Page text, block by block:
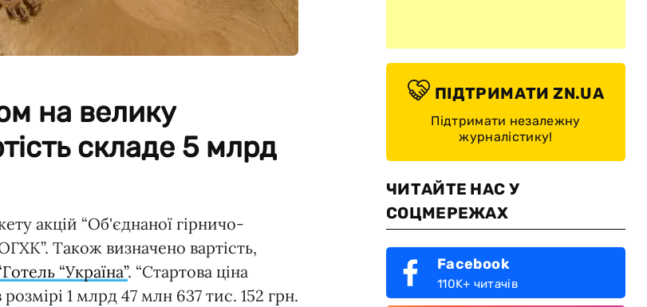
на велику
складе 5 млрд
акцій “Об'єднаної гірничо-
Також визначено вартість,
“Україна”. “Стартова ціна
1 млрд 47 млн 637 тис. 152 грн.
ПІДТРИМАТИ ZN.UA
Підтримати незалежну
журналістику!
ЧИТАЙТЕ НАС У
СОЦМЕРЕЖАХ
Facebook
110K+ читачів